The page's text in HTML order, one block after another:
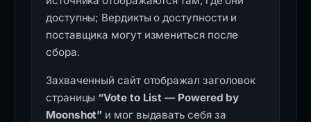
доступны; Вердикты о доступности и
поставщика могут измениться после
сбора.
Захваченный сайт отображал заголовок
страницы “Vote to List — Powered by
Moonshot” и мог выдавать себя за